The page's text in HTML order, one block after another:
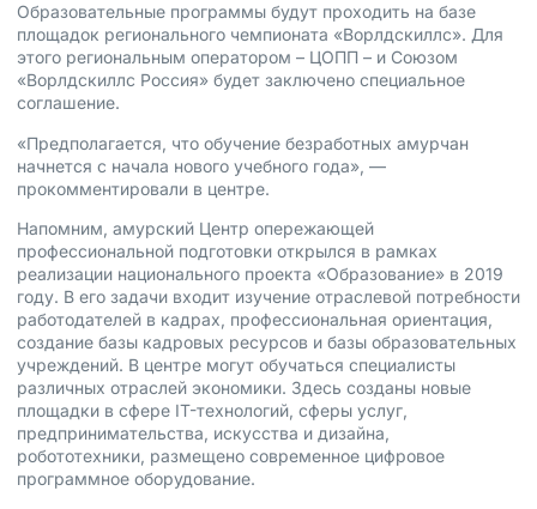
Образовательные программы будут проходить на базе
площадок регионального чемпионата «Ворлдскиллс». Для
этого региональным оператором – ЦОПП – и Союзом
«Ворлдскиллс Россия» будет заключено специальное
соглашение.
«Предполагается, что обучение безработных амурчан
начнется с начала нового учебного года», —
прокомментировали в центре.
Напомним, амурский Центр опережающей
профессиональной подготовки открылся в рамках
реализации национального проекта «Образование» в 2019
году. В его задачи входит изучение отраслевой потребности
работодателей в кадрах, профессиональная ориентация,
создание базы кадровых ресурсов и базы образовательных
учреждений. В центре могут обучаться специалисты
различных отраслей экономики. Здесь созданы новые
площадки в сфере IT-технологий, сферы услуг,
предпринимательства, искусства и дизайна,
робототехники, размещено современное цифровое
программное оборудование.